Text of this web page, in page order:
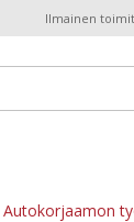
Ilmainen
Autokorjaamon